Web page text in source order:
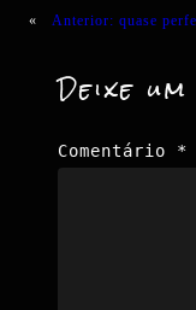
« Anterior: quase
Deixe
Comentário *